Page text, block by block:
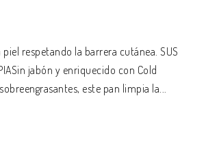
respetando la barrera cutánea. SUS
jabón y enriquecido con Cold
este pan limpia la...